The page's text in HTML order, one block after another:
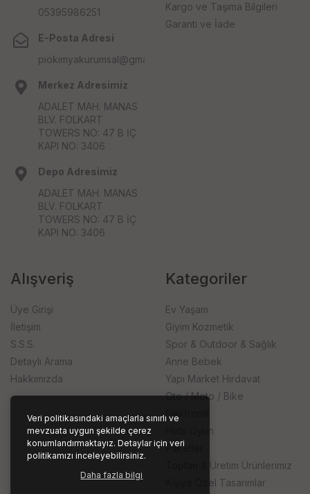
Veri politikasındaki amaçlarla sınırlı ve
mevzuata uygun şekilde çerez
konumlandırmaktayız. Detaylar için veri
politikamızı inceleyebilirsiniz.
Daha fazla bilgi
05395986251
E-Posta Adresi
piokimyakurumsal@gmail.com
Merkez Adresimiz
ADALET MAH. MANAS
BLV. FOLKART
TOWERS NO: 47 B İÇ
KAPI NO: 3406
Depo Adresimiz
ADALET MAH. MANAS
BLV. FOLKART
TOWERS NO: 47 B İÇ
KAPI NO: 3406
Kargo ve Taşıma Bilgileri
Garanti ve İade
Alışveriş
Üye Girişi
İletişim
S.S.S.
Detaylı Arama
Hakkımızda
Kategoriler
Ev Yaşam
Giyim Kozmetik
Spor & Outdoor & Sağlık
Anne Bebek
Yapı Market Hırdavat
Oto / Moto / Bike
Hobi Oyun
Paketler
Toptan & Üretim Ürünlerimiz
Kişiye Özel Tasarımlar